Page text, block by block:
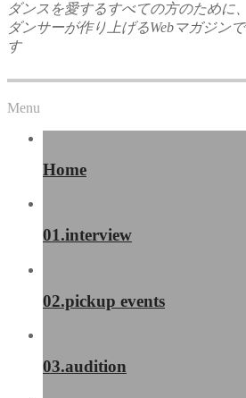
ダンスを愛するすべての方のために、
ダンサーが作り上げるWebマガジンで
す
Menu
Home
01.interview
02.pickup events
03.audition